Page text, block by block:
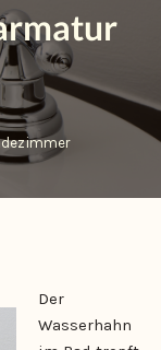
Der
Wasserhahn